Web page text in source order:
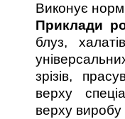
Виконує
Приклади
блуз,
зрізів,
верху
верху виробу